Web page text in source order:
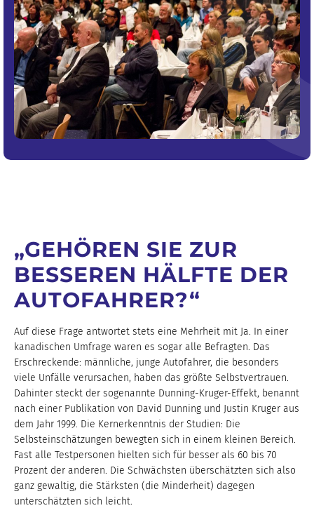
„GEHÖREN SIE ZUR
BESSEREN HÄLFTE DER
AUTOFAHRER?“
Auf diese Frage antwortet stets eine Mehrheit mit Ja. In einer
kanadischen Umfrage waren es sogar alle Befragten. Das
Erschreckende: männliche, junge Autofahrer, die besonders
viele Unfälle verursachen, haben das größte Selbstvertrauen.
Dahinter steckt der sogenannte Dunning-Kruger-Effekt, benannt
nach einer Publikation von David Dunning und Justin Kruger aus
dem Jahr 1999. Die Kernerkenntnis der Studien: Die
Selbsteinschätzungen bewegten sich in einem kleinen Bereich.
Fast alle Testpersonen hielten sich für besser als 60 bis 70
Prozent der anderen. Die Schwächsten überschätzten sich also
ganz gewaltig, die Stärksten (die Minderheit) dagegen
unterschätzten sich leicht.